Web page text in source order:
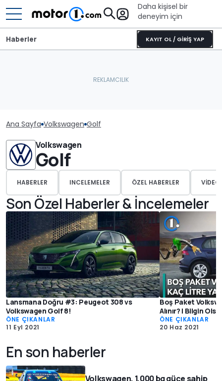
Daha kişisel bir
deneyim için
KAYIT OL / GİRİŞ YAP
Haberler
Ana Sayfa Volkswagen Golf
Volkswagen
Golf
HABERLER INCELEMELER ÖZEL HABERLER
Son Özel Haberler & İncelemeler
Lansmana Doğru #3: Peugeot 308 vs
Volkswagen Golf 8!
ÖNE ÇIKANLAR
11 Eyl 2021
Boş Paket
Alınır? | Bilgin
ÖNE ÇIKANLAR
20 Haz 2021
En son haberler
Volkswagen, 1.000 bg güce sahip